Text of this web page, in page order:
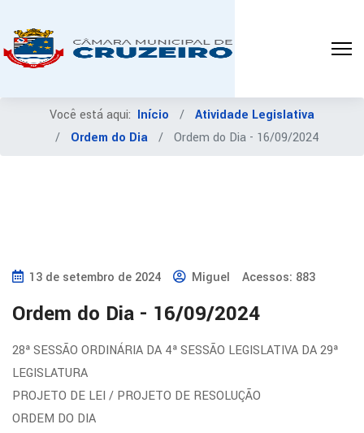
Você está aqui: Início
Atividade Legislativa
Ordem do Dia
Ordem do Dia - 16/09/2024
13 de setembro de 2024 Miguel Acessos: 883
Ordem do Dia - 16/09/2024
28ª SESSÃO ORDINÁRIA DA 4ª SESSÃO LEGISLATIVA DA 29ª
LEGISLATURA
PROJETO DE LEI / PROJETO DE RESOLUÇÃO
ORDEM DO DIA